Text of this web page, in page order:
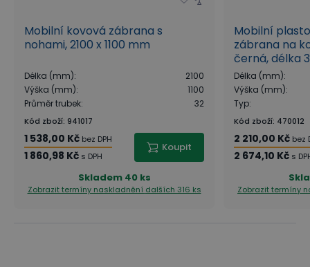
Mobilní kovová zábrana s
nohami, 2100 x 1100 mm
Délka (mm):
2100
Výška (mm):
1100
Průměr trubek: 32
Kód zboží: 941017
1 538,00 Kč bez DPH
1 860,98 Kč s DPH
Koupit
Skladem 40 ks
Zobrazit termíny naskladnění dalších 316 ks
Mobilní
zábrana na
černá, délka
Délka (mm):
Výška (mm):
Typ:
Kód zboží: 470012
2 210,00 Kč bez
2 674,10 Kč s
Zobrazit termíny